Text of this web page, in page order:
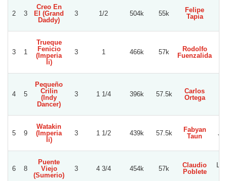
2 3
Creo En
El (Grand
Daddy)
3 1/2 504k 55k
Felipe
Tapia
3 1
Trueque
Fenicio
(Imperia
Ii)
3 1 466k 57k
Rodolfo
Fuenzalida
4 5
Pequeño
Crilin
(Indy
Dancer)
3 1 1/4 396k 57.5k
Carlos
Ortega
5 9
Watakin
(Imperia
Ii)
3 1 1/2 439k 57.5k
Fabyan
Taun
6 8
Puente
Viejo
(Sumerio)
3 4 3/4 454k 57k
Claudio
Poblete